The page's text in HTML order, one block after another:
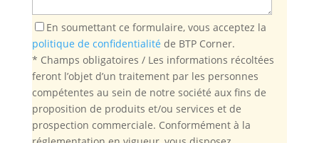
En soumettant ce formulaire, vous acceptez la
politique de confidentialité de BTP Corner.
* Champs obligatoires / Les informations récoltées
feront l’objet d’un traitement par les personnes
compétentes au sein de notre société aux fins de
proposition de produits et/ou services et de
prospection commerciale. Conformément à la